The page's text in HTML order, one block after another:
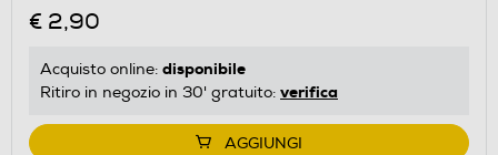
€ 2,90
Acquisto online: disponibile
Ritiro in negozio in 30' gratuito: verifica
AGGIUNGI